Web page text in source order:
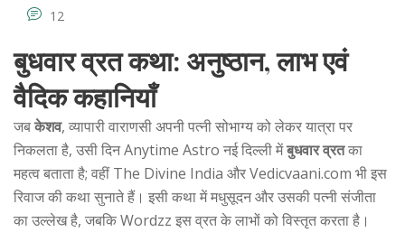
12
बुधवार व्रत कथा: अनुष्ठान, लाभ एवं
वैदिक कहानियाँ
जबकेशव, व्यापारीवाराणसीअपनी पत्नीसोभाग्यको लेकर यात्रा पर
निकलता है, उसी दिनAnytime Astro नई दिल्ली मेंबुधवार व्रतका
महत्व बताता है; वहींThe Divine India औरVedicvaani.com भी इस
रिवाज की कथा सुनाते हैं। इसी कथा मेंमधुसूदनऔर उसकी पत्नीसंजीता
का उल्लेख है, जबकिWordzz इस व्रत के लाभों को विस्तृत करता है।